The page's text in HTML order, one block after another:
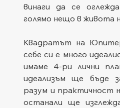
винаги да се
голямо нещо в живота
Квадратът на
себе си е много
имаме 4-ри лични
идеализъм ще бъде
разум и практичност
останали ще